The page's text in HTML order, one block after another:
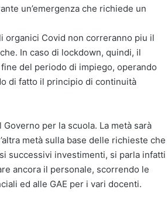
un’emergenza che richiede un
organici Covid non correranno piu il
In caso di lockdown, quindi, il
del periodo di impiego, operando
di fatto il principio di continuità
per la scuola. La metà sarà
metà sulla base delle richieste che
successivi investimenti, si parla infatti
ancora il personale, scorrendo le
ed alle GAE per i vari docenti.